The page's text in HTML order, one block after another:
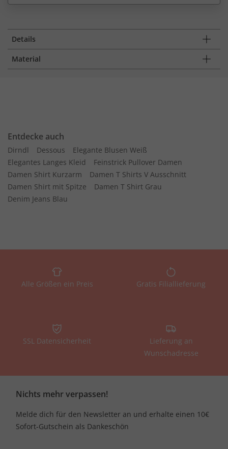
Details
Material
Entdecke auch
Dirndl Dessous
Elegante Blusen Weiß
Elegantes Langes Kleid
Feinstrick Pullover Damen
Damen Shirt Kurzarm
Damen T Shirts V Ausschnitt
Damen Shirt mit Spitze
Damen T Shirt Grau
Denim Jeans Blau
Alle Größen ein Preis Gratis Filiallieferung
SSL Datensicherheit
Lieferung an
Wunschadresse
Nichts mehr verpassen!
Melde dich für den Newsletter an und erhalte einen 10€
Sofort-Gutschein als Dankeschön